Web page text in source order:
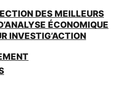
DES MEILLEURS
ÉCONOMIQUE
INVESTIG’ACTION